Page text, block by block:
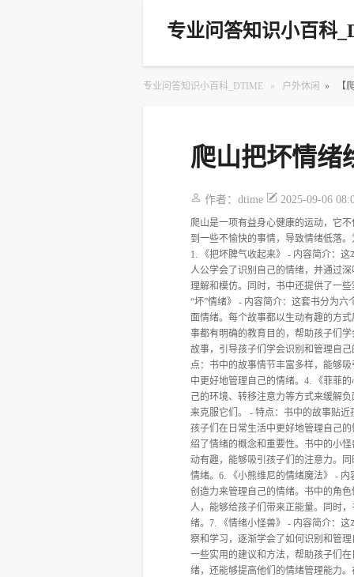
专业问答知识小百科
专业问答知识小百科_DTIME » 户外休闲 » 【
爬山把坏情绪
作者：dtime 2025-09-06
爬山是一项有益身心健康的运动，它
到一些不愉快的事情，导致情绪低落
1. 《把坏脾气收起来》 - 内容简介：
人公学会了识别自己的情绪，并通过
理解和模仿。同时，书中还提供了一
“坏”情绪》 - 内容简介：这套书分为
面情绪。每个故事都以生动有趣的方
事都有明确的教育目的，帮助孩子们
故事，引导孩子们学会识别和管理自
点：书中的故事情节丰富多样，能够
中更好地管理自己的情绪。4. 《菲菲
己的环境、转移注意力等方式来缓解
来克服它们。 - 特点：书中的故事贴
孩子们在日常生活中更好地管理自己
绍了情绪的概念和重要性。书中的小
动有趣，能够吸引孩子们的注意力。
情绪。6. 《小熊维尼的情绪魔法》 -
创造力来管理自己的情绪。书中的角
人，能够给孩子们带来正能量。同时
绪。7. 《情绪小怪兽》 - 内容简介：
察和学习，逐渐学会了如何识别和管
一些实用的建议和方法，帮助孩子们
绪，还能够提高他们的情绪管理能力